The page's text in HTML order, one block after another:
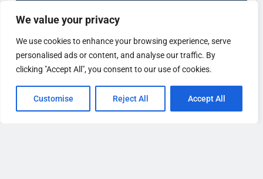
We value your privacy
We use cookies to enhance your browsing experience, serve
personalised ads or content, and analyse our traffic. By
clicking "Accept All", you consent to our use of cookies.
Customise Reject All Accept All